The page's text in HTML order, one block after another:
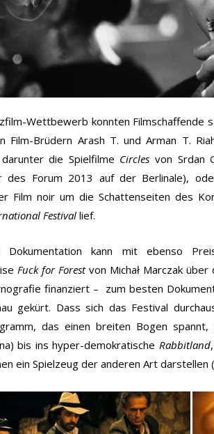
Wettbewerb konnten Filmschaffende
Film-Brüdern Arash T. und Arman T.
die Spielfilme Circles von Srdan
des Forum 2013 auf der Berlinale),
Film noir um die Schattenseiten des
Festival lief.
Dokumentation kann mit ebenso
Fuck for Forestvon Michał Marczak
finanziert – zum besten
gekürt. Dass sich das Festival
das einen breiten Bogen spannt,
bis ins hyper-demokratische Rabbitland
ein Spielzeug der anderen Art darstellen